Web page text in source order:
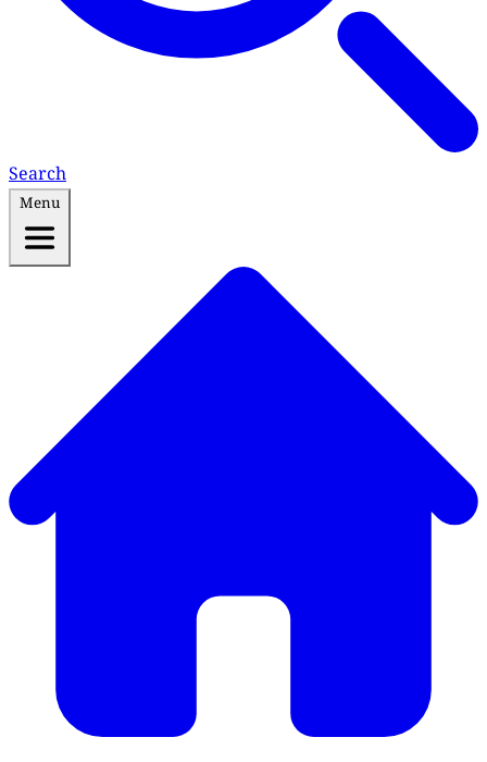
Search
Menu